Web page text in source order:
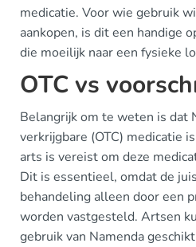
medicatie. Voor wie gebruik
aankopen, is dit een handige
die moeilijk naar een fysieke
OTC vs
Belangrijk om te weten is dat
verkrijgbare (OTC) medicatie
arts is vereist om deze
Dit is essentieel, omdat de
behandeling alleen door een
worden vastgesteld. Artsen
gebruik van Namenda